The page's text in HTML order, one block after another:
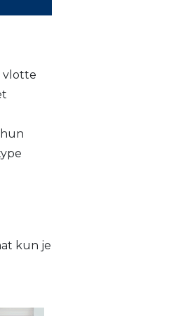
vlotte
kun je